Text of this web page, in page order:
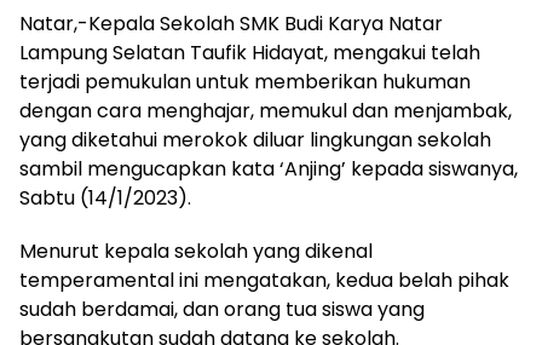
Natar,-Kepala Sekolah SMK Budi Karya Natar
Lampung Selatan Taufik Hidayat, mengakui telah
terjadi pemukulan untuk memberikan hukuman
dengan cara menghajar, memukul dan menjambak,
yang diketahui merokok diluar lingkungan sekolah
sambil mengucapkan kata ‘Anjing’ kepada siswanya,
Sabtu (14/1/2023).
Menurut kepala sekolah yang dikenal
temperamental ini mengatakan, kedua belah pihak
sudah berdamai, dan orang tua siswa yang
bersangkutan sudah datang ke sekolah.